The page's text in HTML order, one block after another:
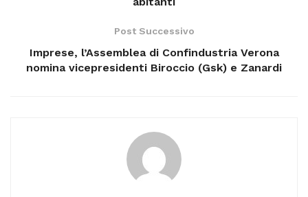
Post Successivo
Imprese, l’Assemblea di Confindustria Verona
nomina vicepresidenti Biroccio (Gsk) e Zanardi